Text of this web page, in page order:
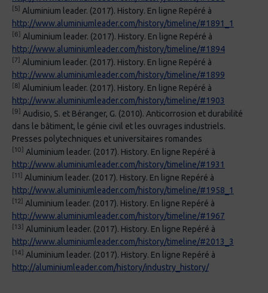
[5] Aluminium leader. (2017). History. En ligne Repéré à
http://www.aluminiumleader.com/history/timeline/#1891_1
[6]
Aluminium leader. (2017). History. En ligne Repéré à
http://www.aluminiumleader.com/history/timeline/#1894
[7]
Aluminium leader. (2017). History. En ligne Repéré à
http://www.aluminiumleader.com/history/timeline/#1899
[8] Aluminium leader. (2017). History. En ligne Repéré à
http://www.aluminiumleader.com/history/timeline/#1903
[9]
Audisio, S. et Béranger, G. (2010). Anticorrosion et durabilité
dans le bâtiment, le génie civil et les ouvrages industriels.
Presses polytechniques et universitaires romandes
[10]
Aluminium leader. (2017). History. En ligne Repéré à
http://www.aluminiumleader.com/history/timeline/#1931
[11]
Aluminium leader. (2017). History. En ligne Repéré à
http://www.aluminiumleader.com/history/timeline/#1958_1
[12] Aluminium leader. (2017). History. En ligne Repéré à
http://www.aluminiumleader.com/history/timeline/#1967
[13]
Aluminium leader. (2017). History. En ligne Repéré à
http://www.aluminiumleader.com/history/timeline/#2013_3
[14]
Aluminium leader. (2017). History. En ligne Repéré à
http://aluminiumleader.com/history/industry_history/